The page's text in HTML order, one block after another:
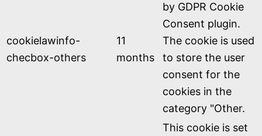
cookielawinfo-
checbox-others
11
months
by GDPR Cookie
Consent plugin.
The cookie is used
to store the user
consent for the
cookies in the
category "Other.
This cookie is set